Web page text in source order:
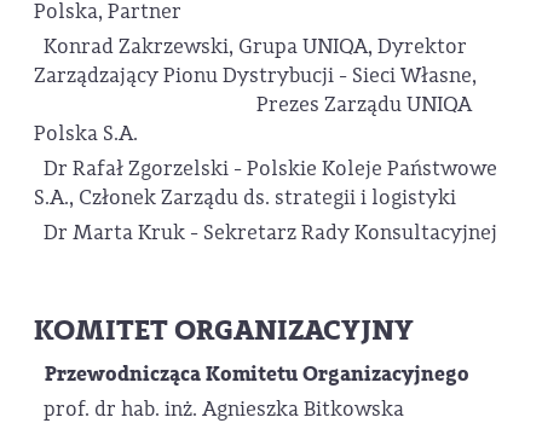
Polska, Partner
Konrad Zakrzewski, Grupa UNIQA, Dyrektor
Zarządzający Pionu Dystrybucji - Sieci Własne,
Prezes Zarządu UNIQA
Polska S.A.
Dr Rafał Zgorzelski - Polskie Koleje Państwowe
S.A., Członek Zarządu ds. strategii i logistyki
Dr Marta Kruk - Sekretarz Rady Konsultacyjnej
KOMITET ORGANIZACYJNY
Przewodnicząca Komitetu Organizacyjnego
prof. dr hab. inż. Agnieszka Bitkowska